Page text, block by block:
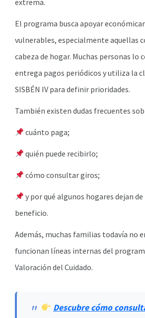
extrema.
El programa busca apoyar
vulnerables, especialmente aquellas
cabeza de hogar. Muchas personas lo
entrega pagos periódicos y utiliza la
SISBÉN IV para definir prioridades.
También existen dudas frecuentes
cuánto paga;
quién puede recibirlo;
cómo consultar giros;
y por qué algunos hogares dejan
beneficio.
Además, muchas familias todavía no
funcionan líneas internas del
Valoración del Cuidado.
Descubre cómo